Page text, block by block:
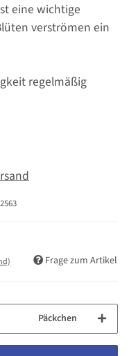
eine wichtige
verströmen ein
regelmäßig
Frage zum Artikel
Päckchen